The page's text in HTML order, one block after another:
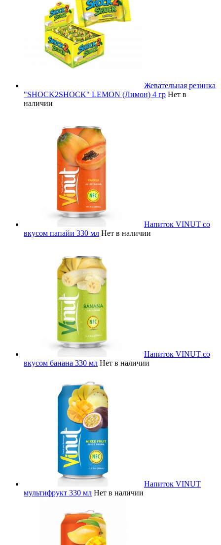
Жевательная резинка
"SHOCK2SHOCK" LEMON (Лимон) 4 гр Нет в
наличии
Напиток VINUT со
вкусом папайи 330 мл Нет в наличии
Напиток VINUT со
вкусом банана 330 мл Нет в наличии
Напиток VINUT
мультифрукт 330 мл Нет в наличии